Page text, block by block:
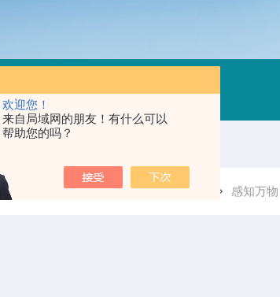
欢迎您！
来自局域网的朋友！有什么可以
帮助您的吗？
射频激光二极管驱动（控制/电源） IR抛光
当前位置：首页 技术文章 感知万